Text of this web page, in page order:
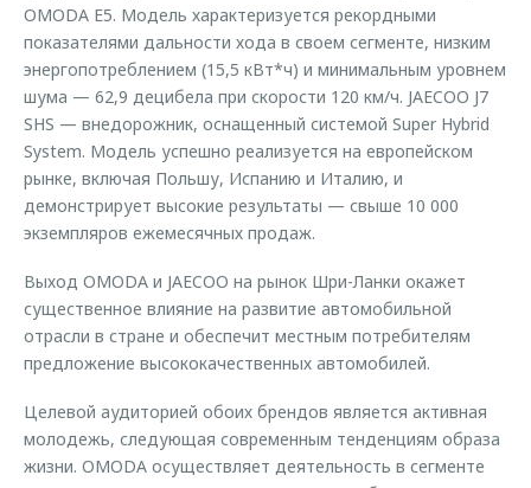
OMODA E5. Модель характеризуется рекордными
показателями дальности хода в своем сегменте, низким
энергопотреблением (15,5 кВт*ч) и минимальным уровнем
шума — 62,9 децибела при скорости 120 км/ч. JAECOO J7
SHS — внедорожник, оснащенный системой Super Hybrid
System. Модель успешно реализуется на европейском
рынке, включая Польшу, Испанию и Италию, и
демонстрирует высокие результаты — свыше 10 000
экземпляров ежемесячных продаж.
Выход OMODA и JAECOO на рынок Шри-Ланки окажет
существенное влияние на развитие автомобильной
отрасли в стране и обеспечит местным потребителям
предложение высококачественных автомобилей.
Целевой аудиторией обоих брендов является активная
молодежь, следующая современным тенденциям образа
жизни. OMODA осуществляет деятельность в сегменте